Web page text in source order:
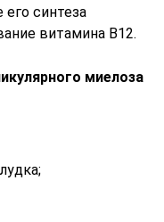
синтеза
витамина B12.
миелоза